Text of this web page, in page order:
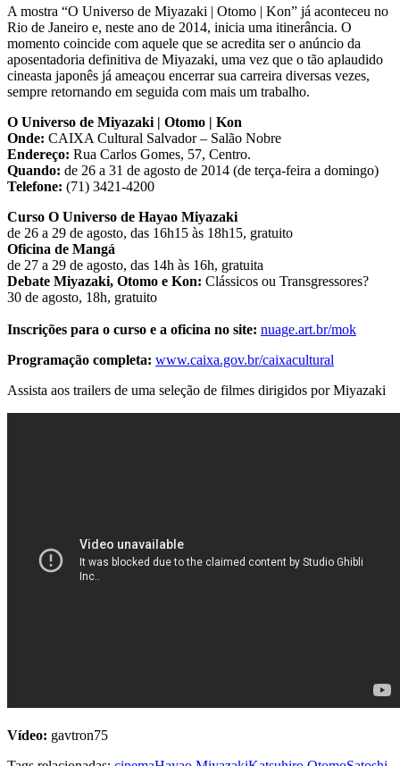
A mostra “O Universo de Miyazaki | Otomo | Kon” já aconteceu no
Rio de Janeiro e, neste ano de 2014, inicia uma itinerância. O
momento coincide com aquele que se acredita ser o anúncio da
aposentadoria definitiva de Miyazaki, uma vez que o tão aplaudido
cineasta japonês já ameaçou encerrar sua carreira diversas vezes,
sempre retornando em seguida com mais um trabalho.
O Universo de Miyazaki | Otomo | Kon
Onde: CAIXA Cultural Salvador – Salão Nobre
Endereço: Rua Carlos Gomes, 57, Centro.
Quando: de 26 a 31 de agosto de 2014 (de terça-feira a domingo)
Telefone: (71) 3421-4200
Curso O Universo de Hayao Miyazaki
de 26 a 29 de agosto, das 16h15 às 18h15, gratuito
Oficina de Mangá
de 27 a 29 de agosto, das 14h às 16h, gratuita
Debate Miyazaki, Otomo e Kon: Clássicos ou Transgressores?
30 de agosto, 18h, gratuito
Inscrições para o curso e a oficina no site: nuage.art.br/mok
Programação completa: www.caixa.gov.br/caixacultural
Assista aos trailers de uma seleção de filmes dirigidos por Miyazaki
Vídeo: gavtron75